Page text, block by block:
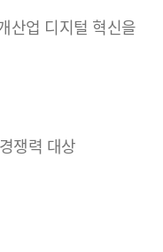
산업 디지털 혁신을
쟁력 대상